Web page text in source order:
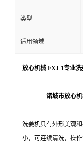
类型
适用领域
放心机械 FXJ-1专业洗
————诸城市放心机
洗姜机具有外形美观
小，可连续清洗，操